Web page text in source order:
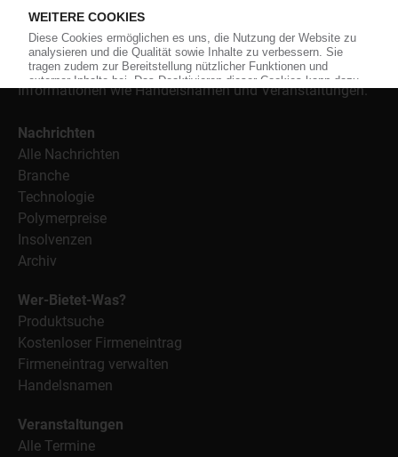
Weiterhin bietet das KunststoffWeb geeignete
Bezugsquellen für den Einkauf sowie nützlichen Service-
Informationen wie Handelsnamen und Veranstaltungen.
Nachrichten
Alle Nachrichten
Branche
Technologie
Polymerpreise
Insolvenzen
Archiv
Wer-Bietet-Was?
Produktsuche
Kostenloser Firmeneintrag
Firmeneintrag verwalten
Handelsnamen
Veranstaltungen
Alle Termine